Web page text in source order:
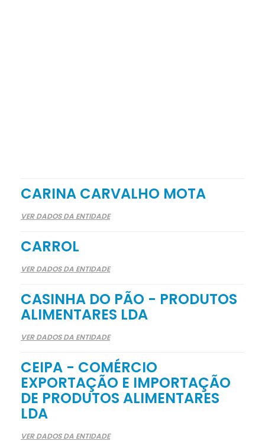
CARINA CARVALHO MOTA
VER DADOS DA ENTIDADE
CARROL
VER DADOS DA ENTIDADE
CASINHA DO PÃO - PRODUTOS
ALIMENTARES LDA
VER DADOS DA ENTIDADE
CEIPA - COMÉRCIO
EXPORTAÇÃO E IMPORTAÇÃO
DE PRODUTOS ALIMENTARES
LDA
VER DADOS DA ENTIDADE